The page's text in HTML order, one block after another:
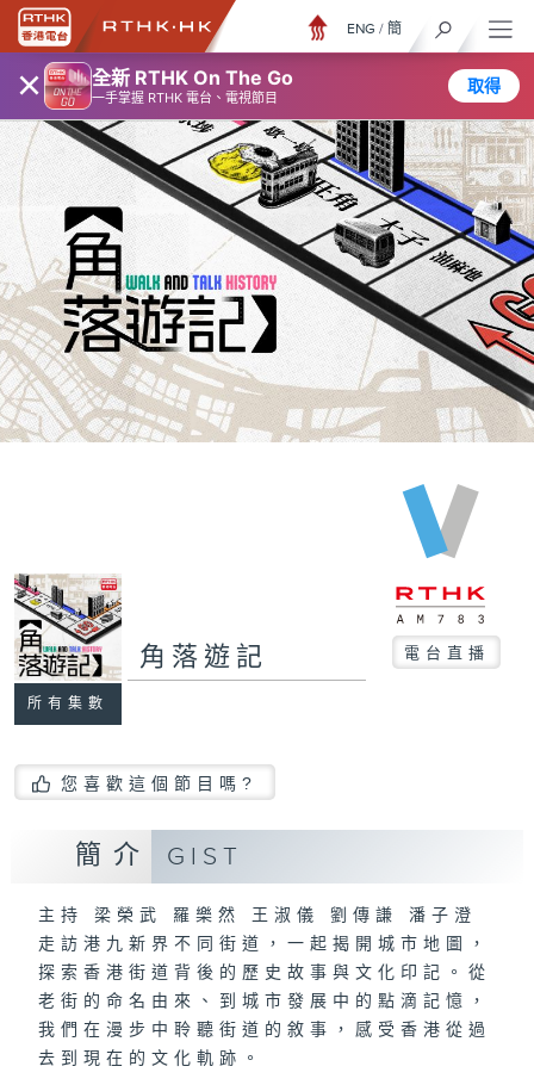
× 全新 RTHK On The Go
一手掌握 RTHK 電台、電視節目
取得
ENG / 簡
所有集數
角落遊記 電台直播
您喜歡這個節目嗎?
簡介 GIST
主持 梁榮武 羅樂然 王淑儀 劉傳謙 潘子澄
走訪港九新界不同街道，一起揭開城市地圖，
探索香港街道背後的歷史故事與文化印記。從
老街的命名由來、到城市發展中的點滴記憶，
我們在漫步中聆聽街道的敘事，感受香港從過
去到現在的文化軌跡。